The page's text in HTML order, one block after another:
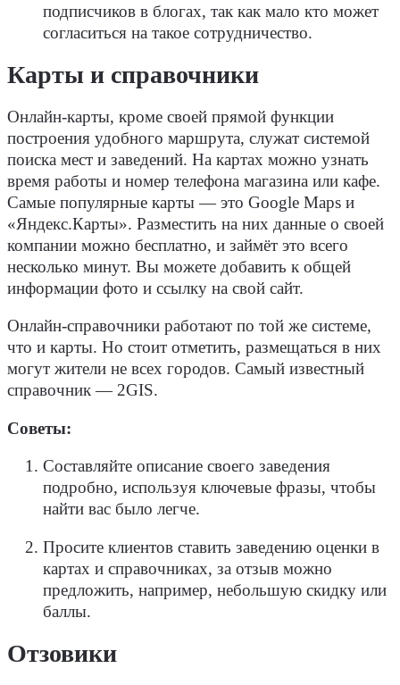
подписчиков в блогах, так как мало кто может
согласиться на такое сотрудничество.
Карты и справочники
Онлайн-карты, кроме своей прямой функции
построения удобного маршрута, служат системой
поиска мест и заведений. На картах можно узнать
время работы и номер телефона магазина или кафе.
Самые популярные карты — это Google Maps и
«Яндекс.Карты». Разместить на них данные о своей
компании можно бесплатно, и займёт это всего
несколько минут. Вы можете добавить к общей
информации фото и ссылку на свой сайт.
Онлайн-справочники работают по той же системе,
что и карты. Но стоит отметить, размещаться в них
могут жители не всех городов. Самый известный
справочник — 2GIS.
Советы:
Составляйте описание своего заведения
подробно, используя ключевые фразы, чтобы
найти вас было легче.
Просите клиентов ставить заведению оценки в
картах и справочниках, за отзыв можно
предложить, например, небольшую скидку или
баллы.
Отзовики